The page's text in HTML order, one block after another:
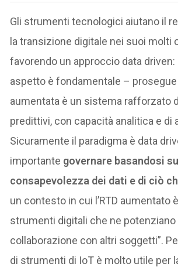
Gli strumenti tecnologici aiutano il
la transizione digitale nei suoi molti
favorendo un approccio data driven:
aspetto è fondamentale – prosegue
aumentata è un sistema rafforzato
predittivi, con capacità analitica e di
Sicuramente il paradigma è data
importante governare basandosi
consapevolezza dei dati e di ciò
un contesto in cui l’RTD aumentato
strumenti digitali che ne potenziano
collaborazione con altri soggetti”.
di strumenti di IoT è molto utile per